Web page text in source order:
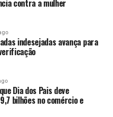
contra a mulher
indesejadas avança para
Dia dos Pais deve
bilhões no comércio e